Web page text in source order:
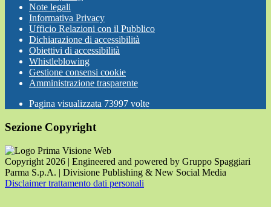
Note legali
Informativa Privacy
Ufficio Relazioni con il Pubblico
Dichiarazione di accessibilità
Obiettivi di accessibilità
Whistleblowing
Gestione consensi cookie
Amministrazione trasparente
Pagina visualizzata 73997 volte
Sezione Copyright
Copyright 2026 | Engineered and powered by Gruppo Spaggiari
Parma S.p.A. | Divisione Publishing & New Social Media
Disclaimer trattamento dati personali